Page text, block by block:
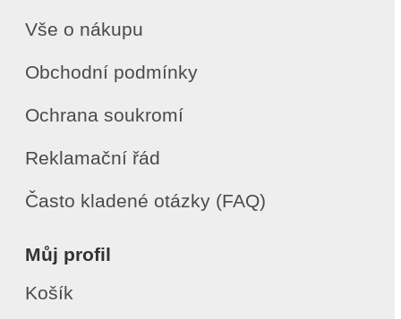
Vše o nákupu
Obchodní podmínky
Ochrana soukromí
Reklamační řád
Často kladené otázky (FAQ)
Můj profil
Košík